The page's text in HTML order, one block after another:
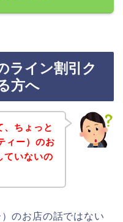
ライン割引ク
方へ
、ちょっと
ィー）のお
ていないの
のお店の話ではない